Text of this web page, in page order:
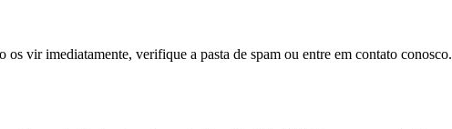
vir imediatamente, verifique a pasta de spam ou entre em contato conosco.